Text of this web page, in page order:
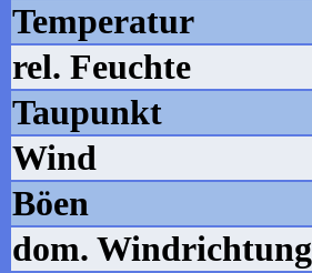
Temperatur
rel. Feuchte
Taupunkt
Wind
Böen
dom. Windrichtung